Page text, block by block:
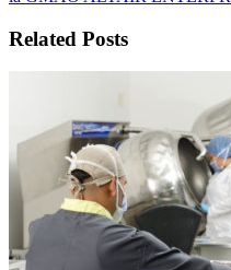
Related Posts